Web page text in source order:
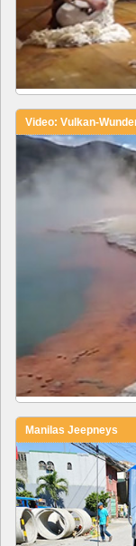
Video: Vulkan-
Manilas Jeepneys